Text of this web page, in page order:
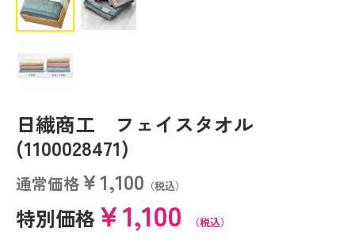
日繊商工 フェイスタオル
(1100028471)
通常価格￥1,100 （税込）
特別価格￥1,100 （税込）